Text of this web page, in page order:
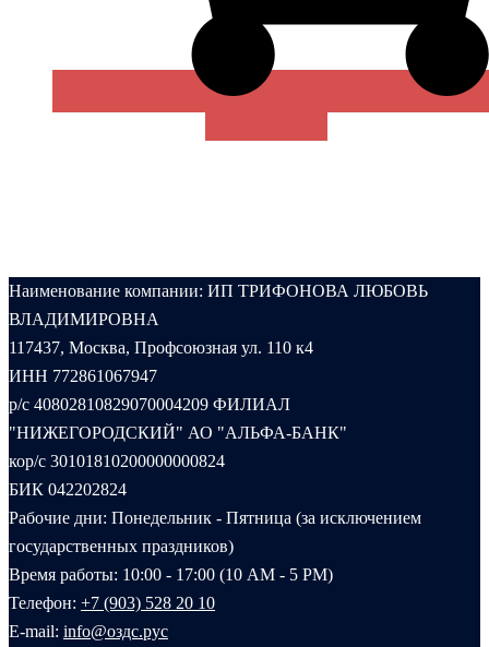
Наименование компании: ИП ТРИФОНОВА ЛЮБОВЬ
ВЛАДИМИРОВНА
117437, Москва, Профсоюзная ул. 110 к4
ИНН 772861067947
р/с 40802810829070004209 ФИЛИАЛ
"НИЖЕГОРОДСКИЙ" АО "АЛЬФА-БАНК"
кор/с 30101810200000000824
БИК 042202824
Рабочие дни: Понедельник - Пятница (за исключением
государственных праздников)
Время работы: 10:00 - 17:00 (10 AM - 5 PM)
Телефон: +7 (903) 528 20 10‬
E-mail: info@оздс.рус